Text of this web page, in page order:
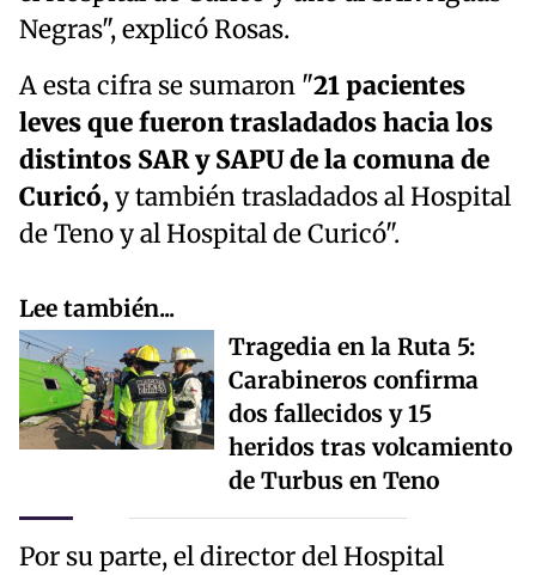
Negras", explicó Rosas.
A esta cifra se sumaron "21 pacientes
leves que fueron trasladados hacia los
distintos SAR y SAPU de la comuna de
Curicó,y también trasladados al Hospital
de Teno y al Hospital de Curicó".
Lee también...
Tragedia en la Ruta 5:
Carabineros confirma
dos fallecidos y 15
heridos tras volcamiento
de Turbus en Teno
Por su parte, el director del Hospital